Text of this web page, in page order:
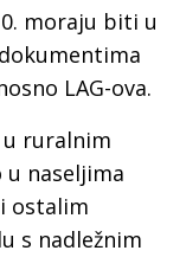
moraju biti u
LAG-ova.
ruralnim
naseljima
ostalim
s nadležnim